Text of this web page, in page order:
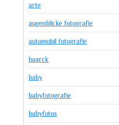
arte
augenblicke fotografie
automobil fotografie
baarck
baby
babyfotografie
babyfotos